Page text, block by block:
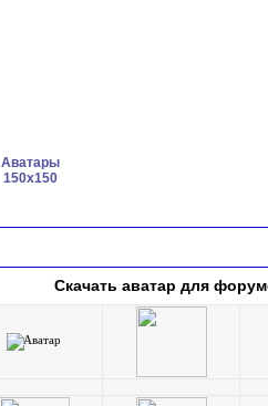
Аватары
150x150
Скачать аватар для